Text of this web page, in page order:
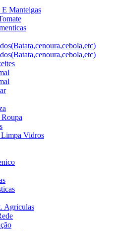
Manteigas
Limpa Vidros
Agriculas